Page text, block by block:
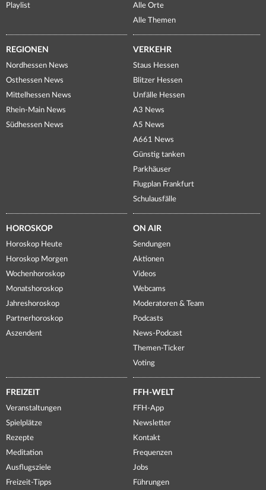
Playlist
Alle Orte
Alle Themen
REGIONEN
Nordhessen News
Osthessen News
Mittelhessen News
Rhein-Main News
Südhessen News
VERKEHR
Staus Hessen
Blitzer Hessen
Unfälle Hessen
A3 News
A5 News
A661 News
Günstig tanken
Parkhäuser
Flugplan Frankfurt
Schulausfälle
HOROSKOP
Horoskop Heute
Horoskop Morgen
Wochenhoroskop
Monatshoroskop
Jahreshoroskop
Partnerhoroskop
Aszendent
ON AIR
Sendungen
Aktionen
Videos
Webcams
Moderatoren & Team
Podcasts
News-Podcast
Themen-Ticker
Voting
FREIZEIT
Veranstaltungen
Spielplätze
Rezepte
Meditation
Ausflugsziele
Freizeit-Tipps
FFH-WELT
FFH-App
Newsletter
Kontakt
Frequenzen
Jobs
Führungen